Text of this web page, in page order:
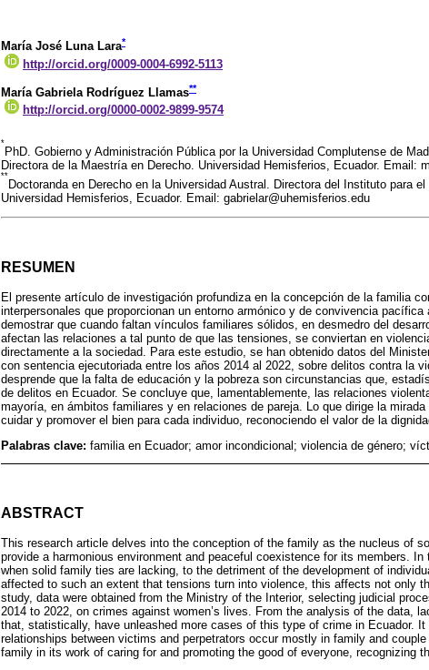
María José Luna Lara*
http://orcid.org/0009-0004-6992-5113
María Gabriela Rodríguez Llamas**
http://orcid.org/0000-0002-9899-9574
*
PhD. Gobierno y Administración Pública por la Universidad Complutense de
Directora de la Maestría en Derecho. Universidad Hemisferios, Ecuador. Email:
**
Doctoranda en Derecho en la Universidad Austral. Directora del Instituto para
Universidad Hemisferios, Ecuador. Email: gabrielar@uhemisferios.edu
RESUMEN
El presente artículo de investigación profundiza en la concepción de la familia
interpersonales que proporcionan un entorno armónico y de convivencia
demostrar que cuando faltan vínculos familiares sólidos, en desmedro del
afectan las relaciones a tal punto de que las tensiones, se conviertan en
directamente a la sociedad. Para este estudio, se han obtenido datos del
con sentencia ejecutoriada entre los años 2014 al 2022, sobre delitos contra la
desprende que la falta de educación y la pobreza son circunstancias que,
de delitos en Ecuador. Se concluye que, lamentablemente, las relaciones
mayoría, en ámbitos familiares y en relaciones de pareja. Lo que dirige la
cuidar y promover el bien para cada individuo, reconociendo el valor de la
Palabras clave: familia en Ecuador; amor incondicional; violencia de género;
ABSTRACT
This research article delves into the conception of the family as the nucleus of
provide a harmonious environment and peaceful coexistence for its members.
when solid family ties are lacking, to the detriment of the development of
affected to such an extent that tensions turn into violence, this affects not only
study, data were obtained from the Ministry of the Interior, selecting judicial
2014 to 2022, on crimes against women’s lives. From the analysis of the data,
that, statistically, have unleashed more cases of this type of crime in Ecuador.
relationships between victims and perpetrators occur mostly in family and
family in its work of caring for and promoting the good of everyone, recognizing